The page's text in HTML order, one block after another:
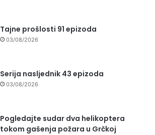
Tajne prošlosti 91 epizoda
03/08/2026
Serija nasljednik 43 epizoda
03/08/2026
Pogledajte sudar dva helikoptera
tokom gašenja požara u Grčkoj